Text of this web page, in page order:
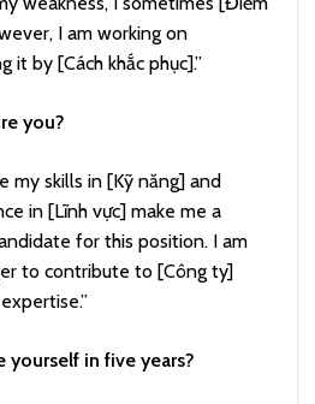
I am working on
it by [Cách khắc phục].”
you?
my skills in [Kỹ năng] and
in [Lĩnh vực] make me a
for this position. I am
to contribute to [Công ty]
yourself in five years?